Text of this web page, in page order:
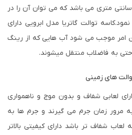
این توالت دارای سایز 45*58 سانتی متری می باشد که می توان آن را در
توالت گاتریا مدل ابرویی دارای
امر موجب می شود آب هایی که از رینگ
به فاضلاب منتقل میشوند.
های زمینی
لعابی شفاف و بدون موج و ناهمواری
مرور زمان جرم می گیرند و جرم ها به
شفاف تر باشد دارای کیفیتی بالاتر